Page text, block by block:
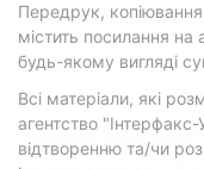
Передрук, копіювання
містить посилання на
будь-якому вигляді
Всі матеріали, які
агентство
відтворенню та/чи